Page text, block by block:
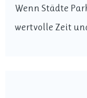
h
:
Wenn Städte
wertvolle Zeit